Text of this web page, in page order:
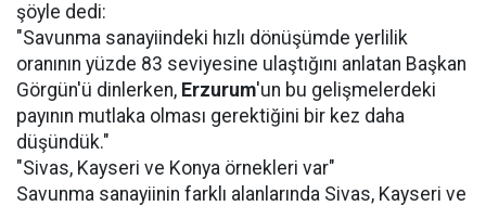
şöyle dedi:
"Savunma sanayiindeki hızlı dönüşümde yerlilik
oranının yüzde 83 seviyesine ulaştığını anlatan Başkan
Görgün'ü dinlerken, Erzurum'un bu gelişmelerdeki
payının mutlaka olması gerektiğini bir kez daha
düşündük."
"Sivas, Kayseri ve Konya örnekleri var"
Savunma sanayiinin farklı alanlarında Sivas, Kayseri ve